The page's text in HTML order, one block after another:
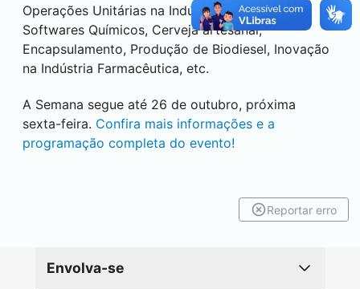
Operações Unitárias na Indústria de Alimentos,
Softwares Químicos, Cerveja artesanal,
Encapsulamento, Produção de Biodiesel, Inovação
na Indústria Farmacêutica, etc.
A Semana segue até 26 de outubro, próxima
sexta-feira. Confira mais informações e a
programação completa do evento!
Reportar erro
Envolva-se